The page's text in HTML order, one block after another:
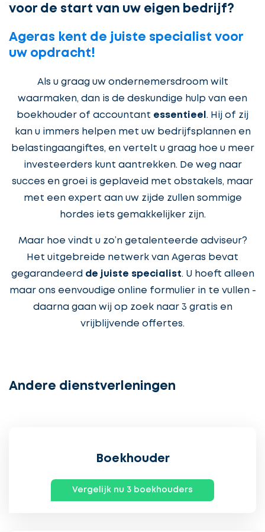
voor de start van uw eigen bedrijf?
Ageras kent de juiste specialist voor
uw opdracht!
Als u graag uw ondernemersdroom wilt
waarmaken, dan is de deskundige hulp van een
boekhouder of accountant essentieel . Hij of zij
kan u immers helpen met uw bedrijfsplannen en
belastingaangiftes, en vertelt u graag hoe u meer
investeerders kunt aantrekken. De weg naar
succes en groei is geplaveid met obstakels, maar
met een expert aan uw zijde zullen sommige
hordes iets gemakkelijker zijn.
Maar hoe vindt u zo’n getalenteerde adviseur?
Het uitgebreide netwerk van Ageras bevat
gegarandeerd de juiste specialist. U hoeft alleen
maar ons eenvoudige online formulier in te vullen -
daarna gaan wij op zoek naar 3 gratis en
vrijblijvende offertes.
Andere dienstverleningen
Boekhouder
Vergelijk nu 3 boekhouders